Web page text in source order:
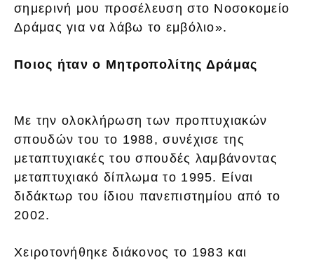
σημερινή μου προσέλευση στο Νοσοκομείο
Δράμας για να λάβω το εμβόλιο».
Ποιος ήταν ο Μητροπολίτης Δράμας
Με την ολοκλήρωση των προπτυχιακών
σπουδών του το 1988, συνέχισε της
μεταπτυχιακές του σπουδές λαμβάνοντας
μεταπτυχιακό δίπλωμα το 1995. Είναι
διδάκτωρ του ίδιου πανεπιστημίου από το
2002.
Χειροτονήθηκε διάκονος το 1983 και